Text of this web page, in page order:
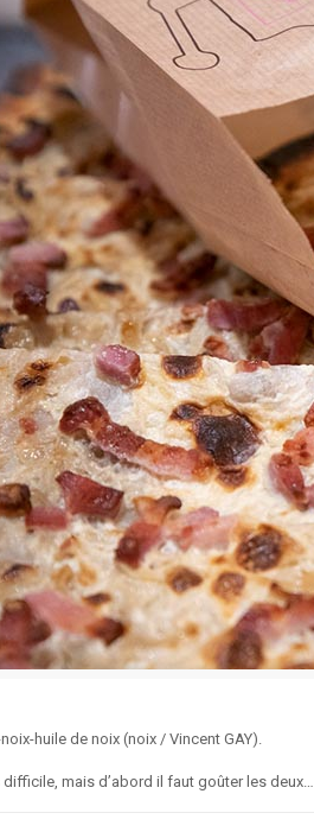
huile de noix (noix / Vincent GAY).
mais d’abord il faut goûter les deux…